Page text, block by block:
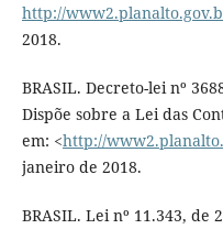
http://
2018.
BRASIL. Decreto-lei nº
Dispõe sobre a Lei das
em: <http://
janeiro de 2018.
BRASIL. Lei nº 11.343, de